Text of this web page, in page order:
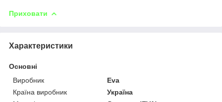
Приховати
Характеристики
Основні
Виробник
Eva
Країна виробник
Україна